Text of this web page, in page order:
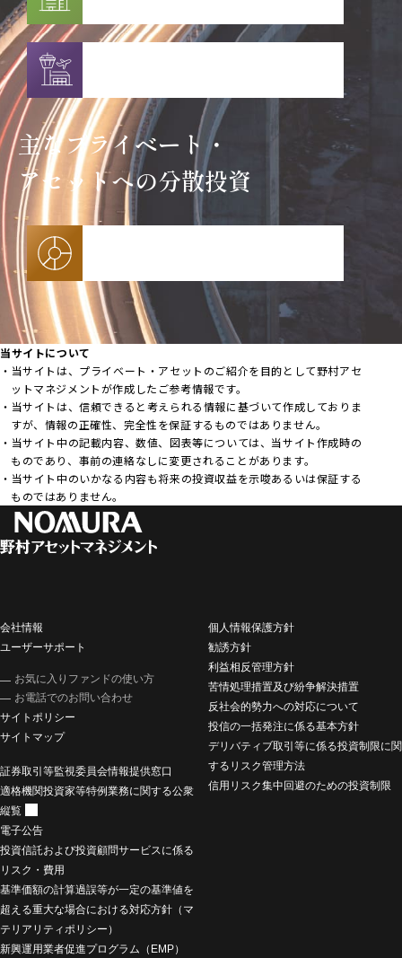
主なプライベート・
アセットへの分散投資
当サイトについて
当サイトは、プライベート・アセットのご紹介を目的として野村アセ
ットマネジメントが作成したご参考情報です。
当サイトは、信頼できると考えられる情報に基づいて作成しておりま
すが、情報の正確性、完全性を保証するものではありません。
当サイト中の記載内容、数値、図表等については、当サイト作成時の
ものであり、事前の連絡なしに変更されることがあります。
当サイト中のいかなる内容も将来の投資収益を示唆あるいは保証する
ものではありません。